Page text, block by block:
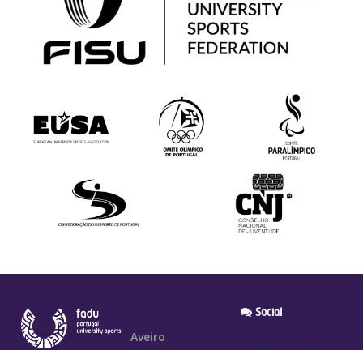
Aveiro
Social